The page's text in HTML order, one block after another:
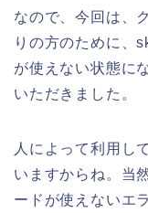
なので、今回は、
りの方のために、
が使えない状態に
いただきました。
人によって利用し
いますからね。当
ードが使えないエ